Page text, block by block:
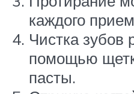
каждого
Чистка зубов
помощью
пасты.